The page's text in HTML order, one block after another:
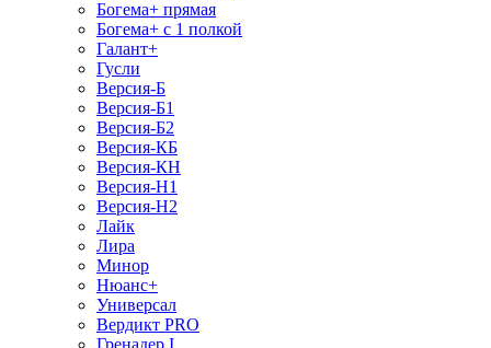
Богема+ прямая
Богема+ с 1 полкой
Галант+
Гусли
Версия-Б
Версия-Б1
Версия-Б2
Версия-КБ
Версия-КН
Версия-Н1
Версия-Н2
Лайк
Лира
Минор
Нюанс+
Универсал
Вердикт PRO
Гренадер I